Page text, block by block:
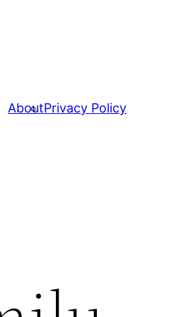
AboutPrivacy Policy